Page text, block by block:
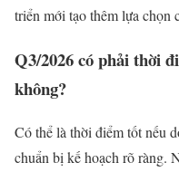
triển mới tạo thêm lựa chọn
Q3/2026 có phải thời
không?
Có thể là thời điểm tốt nếu
chuẩn bị kế hoạch rõ ràng.